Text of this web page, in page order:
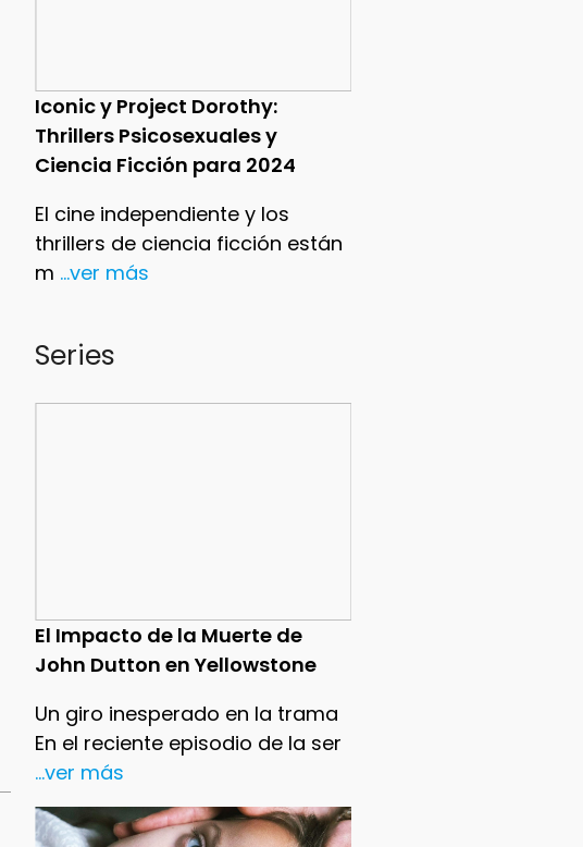
Iconic y Project Dorothy:
Thrillers Psicosexuales y
Ciencia Ficción para 2024
El cine independiente y los
thrillers de ciencia ficción están
m ...ver más
Series
El Impacto de la Muerte de
John Dutton en Yellowstone
Un giro inesperado en la trama
En el reciente episodio de la ser
...ver más